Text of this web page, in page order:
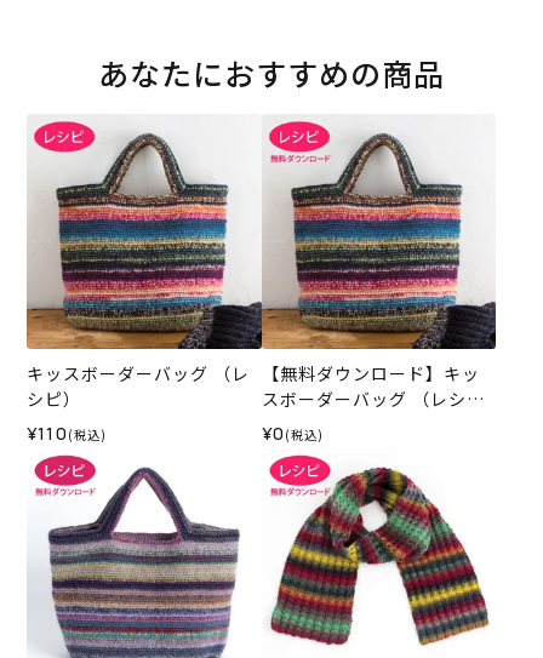
あなたにおすすめの商品
キッスボーダーバッグ （レ
シピ）
¥110 (税込)
【無料ダウンロード】キッ
スボーダーバッグ （レシ
ピ）
¥0 (税込)